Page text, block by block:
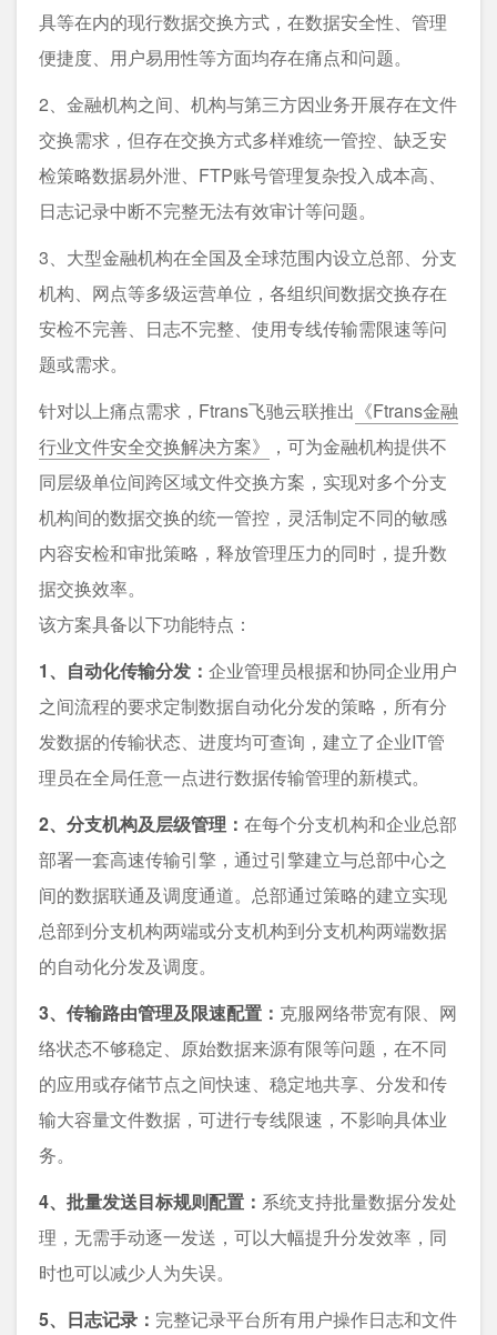
具等在内的现行数据交换方式，在数据安全性、管理
便捷度、用户易用性等方面均存在痛点和问题。
2、金融机构之间、机构与第三方因业务开展存在文件
交换需求，但存在交换方式多样难统一管控、缺乏安
检策略数据易外泄、FTP账号管理复杂投入成本高、
日志记录中断不完整无法有效审计等问题。
3、大型金融机构在全国及全球范围内设立总部、分支
机构、网点等多级运营单位，各组织间数据交换存在
安检不完善、日志不完整、使用专线传输需限速等问
题或需求。
针对以上痛点需求，Ftrans飞驰云联推出 《Ftrans金融
行业文件安全交换解决方案》
，可为金融机构提供不
同层级单位间跨区域文件交换方案，实现对多个分支
机构间的数据交换的统一管控，灵活制定不同的敏感
内容安检和审批策略，释放管理压力的同时，提升数
据交换效率。
该方案具备以下功能特点：
1、自动化传输分发： 企业管理员根据和协同企业用户
之间流程的要求定制数据自动化分发的策略，所有分
发数据的传输状态、进度均可查询，建立了企业IT管
理员在全局任意一点进行数据传输管理的新模式。
2、分支机构及层级管理： 在每个分支机构和企业总部
部署一套高速传输引擎，通过引擎建立与总部中心之
间的数据联通及调度通道。总部通过策略的建立实现
总部到分支机构两端或分支机构到分支机构两端数据
的自动化分发及调度。
3、传输路由管理及限速配置： 克服网络带宽有限、网
络状态不够稳定、原始数据来源有限等问题，在不同
的应用或存储节点之间快速、稳定地共享、分发和传
输大容量文件数据，可进行专线限速，不影响具体业
务。
4、批量发送目标规则配置： 系统支持批量数据分发处
理，无需手动逐一发送，可以大幅提升分发效率，同
时也可以减少人为失误。
5、日志记录： 完整记录平台所有用户操作日志和文件